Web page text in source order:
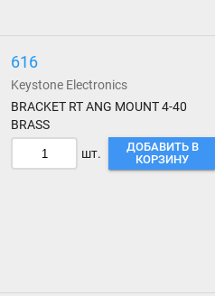
616
Keystone Electronics
BRACKET RT ANG MOUNT 4-40
BRASS
шт.
ДОБАВИТЬ В
КОРЗИНУ